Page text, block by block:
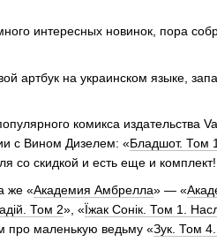
интересных новинок, пора
артбук на украинском языке,
комикса издательства
с Вином Дизелем: «Бладшот. Том
со скидкой и есть еще и комплект!
же «Академия Амбрелла» — «
Том 2», «Їжак Сонік. Том 1.
про маленькую ведьму «Зук. Том